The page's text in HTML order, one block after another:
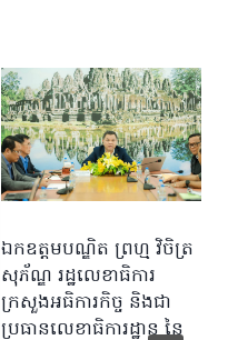
ឯកឧត្តមបណ្ឌិត ព្រហ្ម វិចិត្រ
សុភ័ណ្ឌ រដ្ឋលេខាធិការ
ក្រសួងអធិការកិច្ច និងជា
ប្រធានលេខាធិការដ្ឋាន នៃ